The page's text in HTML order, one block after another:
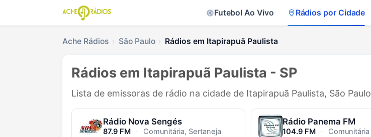
Futebol Ao Vivo Rádios por Cidade
Ache Rádios São Paulo Rádios em Itapirapuã Paulista
Rádios em Itapirapuã Paulista - SP
Lista de emissoras de rádio na cidade de Itapirapuã Paulista, São Paulo
Rádio Nova Sengés
87.9 FM · Comunitária, Sertaneja
Rádio Panema FM
104.9 FM · Comunitária